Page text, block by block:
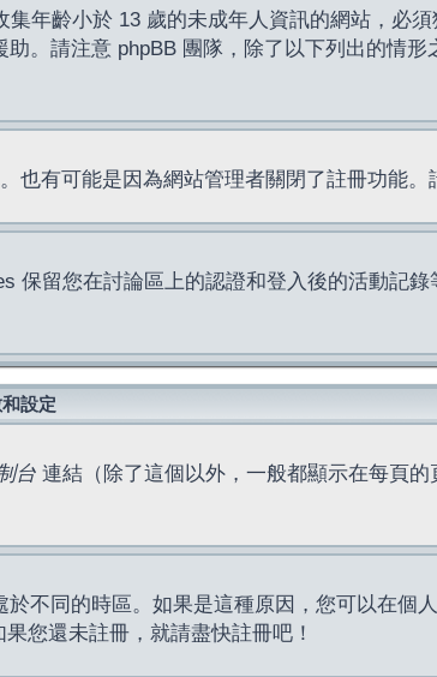
年齡小於 13 歲的未成年人資訊的網站，必
。請注意 phpBB 團隊，除了以下列出的情
有可能是因為網站管理者關閉了註冊功能。
保留您在討論區上的認證和登入後的活動記
設定
台 連結（除了這個以外，一般都顯示在每頁
不同的時區。如果是這種原因，您可以在個
您還未註冊，就請盡快註冊吧！